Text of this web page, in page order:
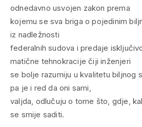
odnedavno usvojen zakon prema
kojemu se sva briga o pojedinim
iz nadležnosti
federalnih sudova i predaje
matične tehnokracije čiji inženjeri
se bolje razumiju u kvalitetu biljnog
pa je i red da oni sami,
valjda, odlučuju o tome što, gdje,
se smije saditi.